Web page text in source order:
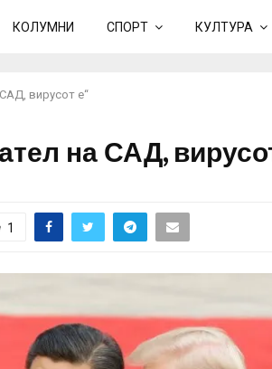
КОЛУМНИ СПОРТ КУЛТУРА
вирусот е“
на САД,
1